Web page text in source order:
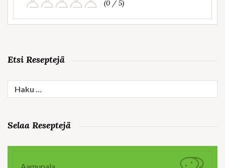
(0 / 5)
Etsi Reseptejä
Selaa Reseptejä